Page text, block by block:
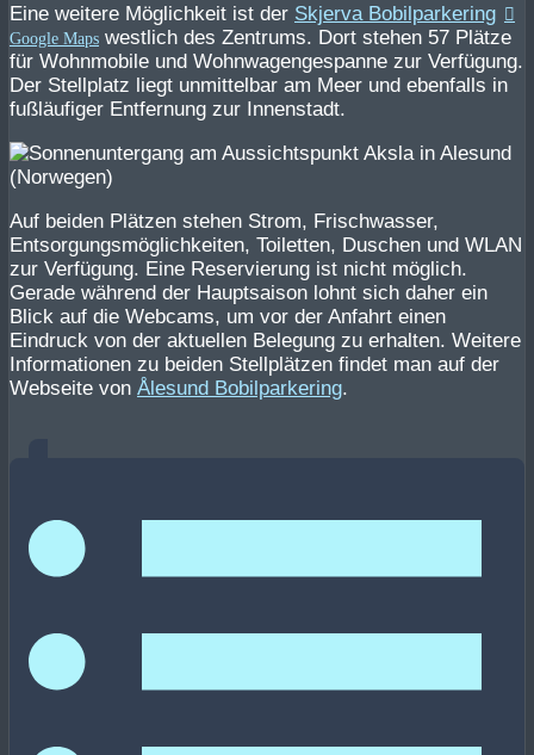
Eine weitere Möglichkeit ist der Skjerva Bobilparkering
westlich des Zentrums. Dort stehen 57 Plätze
für Wohnmobile und Wohnwagengespanne zur Verfügung.
Der Stellplatz liegt unmittelbar am Meer und ebenfalls in
fußläufiger Entfernung zur Innenstadt.
Auf beiden Plätzen stehen Strom, Frischwasser,
Entsorgungsmöglichkeiten, Toiletten, Duschen und WLAN
zur Verfügung. Eine Reservierung ist nicht möglich.
Gerade während der Hauptsaison lohnt sich daher ein
Blick auf die Webcams, um vor der Anfahrt einen
Eindruck von der aktuellen Belegung zu erhalten. Weitere
Informationen zu beiden Stellplätzen findet man auf der
Webseite von Ålesund Bobilparkering.